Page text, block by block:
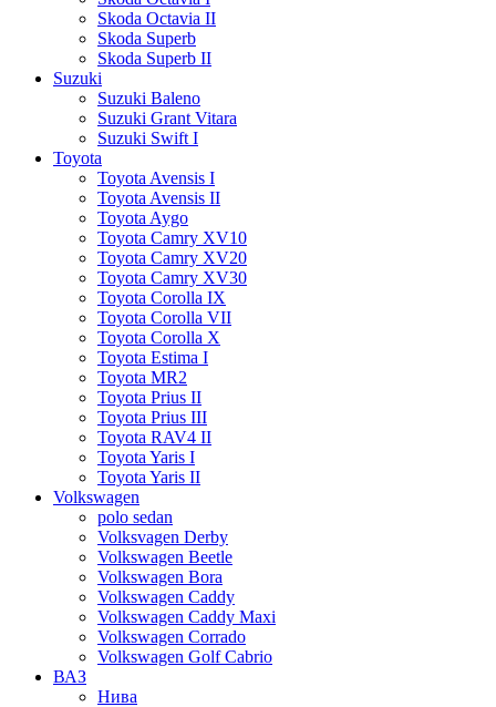
Skoda Octavia II
Skoda Superb
Skoda Superb II
Suzuki
Suzuki Baleno
Suzuki Grant Vitara
Suzuki Swift I
Toyota
Toyota Avensis I
Toyota Avensis II
Toyota Aygo
Toyota Camry XV10
Toyota Camry XV20
Toyota Camry XV30
Toyota Corolla IX
Toyota Corolla VII
Toyota Corolla X
Toyota Estima I
Toyota MR2
Toyota Prius II
Toyota Prius III
Toyota RAV4 II
Toyota Yaris I
Toyota Yaris II
Volkswagen
polo sedan
Volksvagen Derby
Volkswagen Beetle
Volkswagen Bora
Volkswagen Caddy
Volkswagen Caddy Maxi
Volkswagen Corrado
Volkswagen Golf Cabrio
ВАЗ
Нива